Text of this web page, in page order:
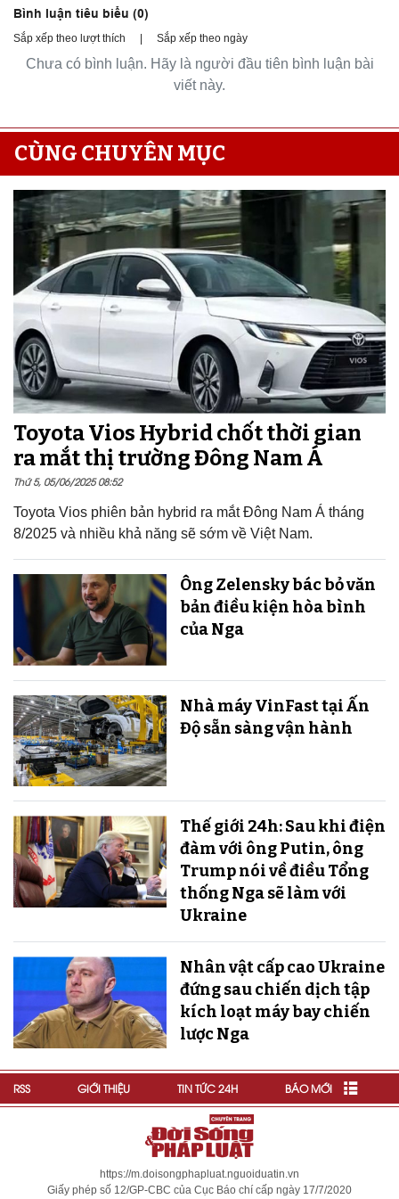
Bình luận tiêu biểu (0)
Sắp xếp theo lượt thích | Sắp xếp theo ngày
Chưa có bình luận. Hãy là người đầu tiên bình luận bài
viết này.
CÙNG CHUYÊN MỤC
Toyota Vios Hybrid chốt thời gian
ra mắt thị trường Đông Nam Á
Thứ 5, 05/06/2025 08:52
Toyota Vios phiên bản hybrid ra mắt Đông Nam Á tháng
8/2025 và nhiều khả năng sẽ sớm về Việt Nam.
Ông Zelensky bác bỏ văn
bản điều kiện hòa bình
của Nga
Nhà máy VinFast tại Ấn
Độ sẵn sàng v​​​​​​​ận hành
Thế giới 24h: Sau khi điện
đàm với ông Putin, ông
Trump nói về điều Tổng
thống Nga sẽ làm với
Ukraine
Nhân vật cấp cao Ukraine
đứng sau chiến dịch tập
kích loạt máy bay chiến
lược Nga
RSS GIỚI THIỆU TIN TỨC 24H BÁO MỚI
https://m.doisongphapluat.nguoiduatin.vn
Giấy phép số 12/GP-CBC của Cục Báo chí cấp ngày 17/7/2020